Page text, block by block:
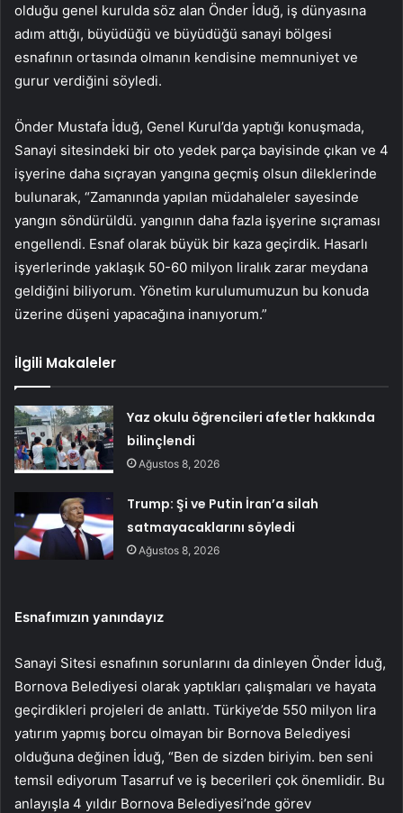
olduğu genel kurulda söz alan Önder İduğ, iş dünyasına
adım attığı, büyüdüğü ve büyüdüğü sanayi bölgesi
esnafının ortasında olmanın kendisine memnuniyet ve
gurur verdiğini söyledi.
Önder Mustafa İduğ, Genel Kurul’da yaptığı konuşmada,
Sanayi sitesindeki bir oto yedek parça bayisinde çıkan ve 4
işyerine daha sıçrayan yangına geçmiş olsun dileklerinde
bulunarak, “Zamanında yapılan müdahaleler sayesinde
yangın söndürüldü. yangının daha fazla işyerine sıçraması
engellendi. Esnaf olarak büyük bir kaza geçirdik. Hasarlı
işyerlerinde yaklaşık 50-60 milyon liralık zarar meydana
geldiğini biliyorum. Yönetim kurulumumuzun bu konuda
üzerine düşeni yapacağına inanıyorum.”
İlgili Makaleler
Yaz okulu öğrencileri afetler hakkında
bilinçlendi
Ağustos 8, 2026
Trump: Şi ve Putin İran’a silah
satmayacaklarını söyledi
Ağustos 8, 2026
Esnafımızın yanındayız
Sanayi Sitesi esnafının sorunlarını da dinleyen Önder İduğ,
Bornova Belediyesi olarak yaptıkları çalışmaları ve hayata
geçirdikleri projeleri de anlattı. Türkiye’de 550 milyon lira
yatırım yapmış borcu olmayan bir Bornova Belediyesi
olduğuna değinen İduğ, “Ben de sizden biriyim. ben seni
temsil ediyorum Tasarruf ve iş becerileri çok önemlidir. Bu
anlayışla 4 yıldır Bornova Belediyesi’nde görev